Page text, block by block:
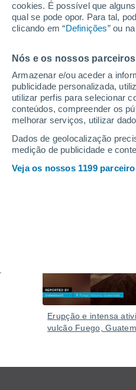
cookies. É possível que
qual se pode opor. Para tal,
clicando em “Definições” ou
Nós e os nossos
Armazenar e/ou aceder a
publicidade personalizada,
utilizar perfis para selecionar
conteúdos, compreender os
melhorar serviços, utilizar
Dados de geolocalização
medição de publicidade e
Veja os nossos 1199
Ventos
atingem
Nas últimas horas,
província do Cabo
Erupção e intensa
vulcão Fuego,